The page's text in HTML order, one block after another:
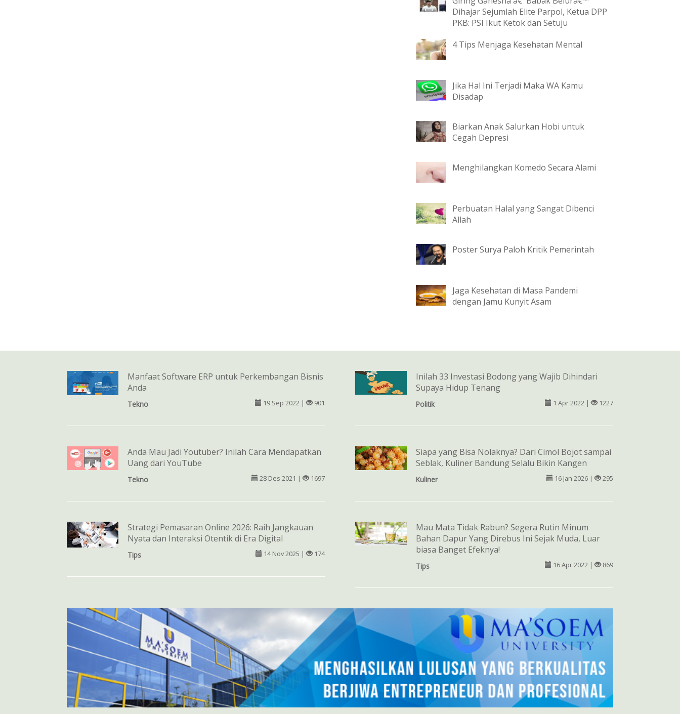
Dihajar Sejumlah Elite Parpol, Ketua DPP
PKB: PSI Ikut Ketok dan Setuju
4 Tips Menjaga Kesehatan Mental
Jika Hal Ini Terjadi Maka WA Kamu
Disadap
Biarkan Anak Salurkan Hobi untuk
Cegah Depresi
Menghilangkan Komedo Secara Alami
Perbuatan Halal yang Sangat Dibenci
Allah
Poster Surya Paloh Kritik Pemerintah
Jaga Kesehatan di Masa Pandemi
dengan Jamu Kunyit Asam
Manfaat Software ERP untuk Perkembangan Bisnis
Anda
Tekno 19 Sep 2022 | 901
Inilah 33 Investasi Bodong yang Wajib Dihindari
Supaya Hidup Tenang
Politik 1 Apr 2022 | 1227
Anda Mau Jadi Youtuber? Inilah Cara Mendapatkan
Uang dari YouTube
Tekno 28 Des 2021 | 1697
Siapa yang Bisa Nolaknya? Dari Cimol Bojot sampai
Seblak, Kuliner Bandung Selalu Bikin Kangen
Kuliner 16 Jan 2026 | 295
Strategi Pemasaran Online 2026: Raih Jangkauan
Nyata dan Interaksi Otentik di Era Digital
Tips 14 Nov 2025 | 174
Mau Mata Tidak Rabun? Segera Rutin Minum
Bahan Dapur Yang Direbus Ini Sejak Muda, Luar
biasa Banget Efeknya!
Tips 16 Apr 2022 | 869